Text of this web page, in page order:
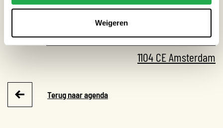
Weigeren
Tijd: 15:30 - 16:45
Locatie: OBA Next Lab Kraaiennest Kraaiennest 80
1104 CE Amsterdam
Terug naar agenda